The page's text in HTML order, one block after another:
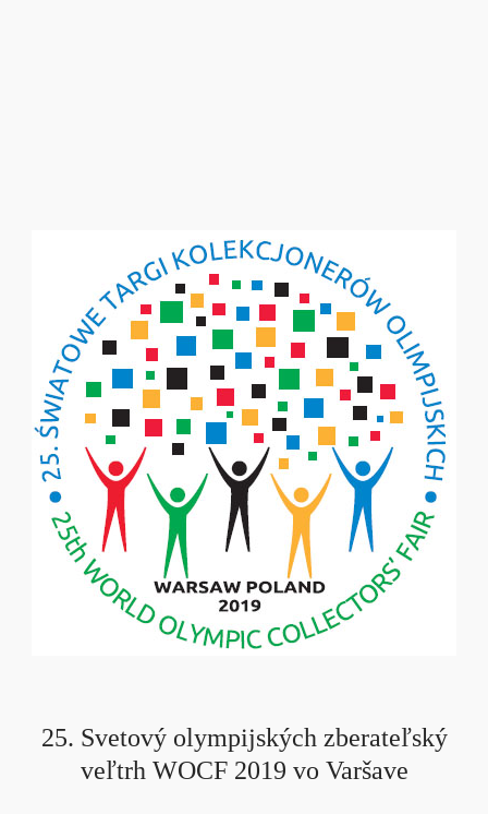
25. Svetový olympijských zberateľský
veľtrh WOCF 2019 vo Varšave